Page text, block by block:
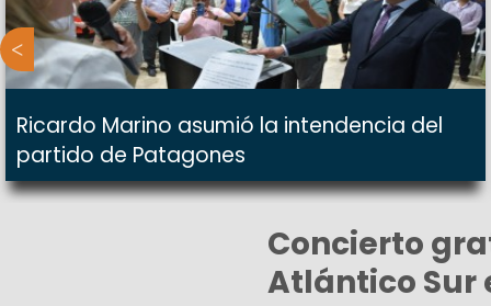
Ricardo Marino asumió la intendencia del
partido de Patagones
Concierto
Atlántico Sur